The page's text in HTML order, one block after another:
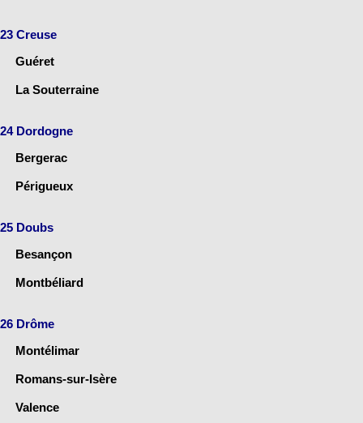
23 Creuse
Guéret
La Souterraine
24 Dordogne
Bergerac
Périgueux
25 Doubs
Besançon
Montbéliard
26 Drôme
Montélimar
Romans-sur-Isère
Valence